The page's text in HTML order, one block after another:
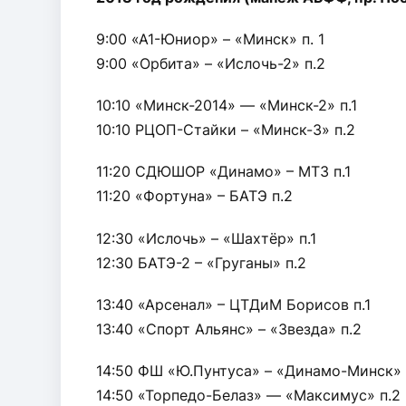
9:00 «А1-Юниор» – «Минск» п. 1
9:00 «Орбита» – «Ислочь-2» п.2
10:10 «Минск-2014» — «Минск-2» п.1
10:10 РЦОП-Стайки – «Минск-3» п.2
11:20 СДЮШОР «Динамо» – МТЗ п.1
11:20 «Фортуна» – БАТЭ п.2
12:30 «Ислочь» – «Шахтёр» п.1
12:30 БАТЭ-2 – «Груганы» п.2
13:40 «Арсенал» – ЦТДиМ Борисов п.1
13:40 «Спорт Альянс» – «Звезда» п.2
14:50 ФШ «Ю.Пунтуса» – «Динамо-Минск»
14:50 «Торпедо-Белаз» — «Максимус» п.2